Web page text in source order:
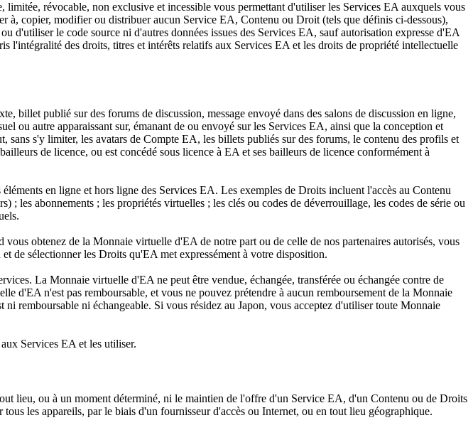
révocable, non exclusive et incessible vous permettant d'utiliser les Services EA auxquels vous
à, copier, modifier ou distribuer aucun Service EA, Contenu ou Droit (tels que définis ci-dessous),
d'utiliser le code source ni d'autres données issues des Services EA, sauf autorisation expresse d'EA
l'intégralité des droits, titres et intérêts relatifs aux Services EA et les droits de propriété intellectuelle
publié sur des forums de discussion, message envoyé dans des salons de discussion en ligne,
ou autre apparaissant sur, émanant de ou envoyé sur les Services EA, ainsi que la conception et
s'y limiter, les avatars de Compte EA, les billets publiés sur des forums, le contenu des profils et
de licence, ou est concédé sous licence à EA et ses bailleurs de licence conformément à
en ligne et hors ligne des Services EA. Les exemples de Droits incluent l'accès au Contenu
les abonnements ; les propriétés virtuelles ; les clés ou codes de déverrouillage, les codes de série ou
obtenez de la Monnaie virtuelle d'EA de notre part ou de celle de nos partenaires autorisés, vous
de sélectionner les Droits qu'EA met expressément à votre disposition.
La Monnaie virtuelle d'EA ne peut être vendue, échangée, transférée ou échangée contre de
d'EA n'est pas remboursable, et vous ne pouvez prétendre à aucun remboursement de la Monnaie
ni échangeable. Si vous résidez au Japon, vous acceptez d'utiliser toute Monnaie
Services EA et les utiliser.
lieu, ou à un moment déterminé, ni le maintien de l'offre d'un Service EA, d'un Contenu ou de Droits
les appareils, par le biais d'un fournisseur d'accès ou Internet, ou en tout lieu géographique.